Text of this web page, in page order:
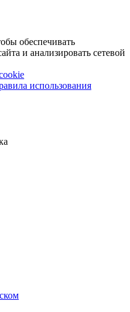
обеспечивать
и анализировать сетевой
использования